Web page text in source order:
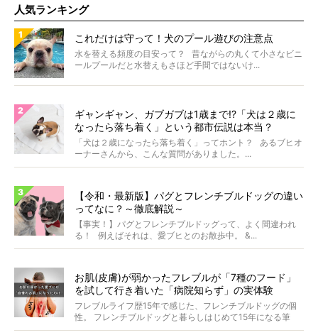
人気ランキング
これだけは守って！犬のプール遊びの注意点
水を替える頻度の目安って？ 昔ながらの丸くて小さなビニ
ールプールだと水替えもさほど手間ではないけ...
ギャンギャン、ガブガブは1歳まで!?「犬は２歳に
なったら落ち着く」という都市伝説は本当？
「犬は２歳になったら落ち着く」ってホント？ あるブヒオ
ーナーさんから、こんな質問がありました。...
【令和・最新版】パグとフレンチブルドッグの違い
ってなに？～徹底解説～
【事実！】パグとフレンチブルドッグって、よく間違われ
る！ 例えばそれは、愛ブヒとのお散歩中。 &...
お肌(皮膚)が弱かったフレブルが「7種のフード」
を試して行き着いた「病院知らず」の実体験
フレブルライフ歴15年で感じた、フレンチブルドッグの個
性。 フレンチブルドッグと暮らしはじめて15年になる筆
者...